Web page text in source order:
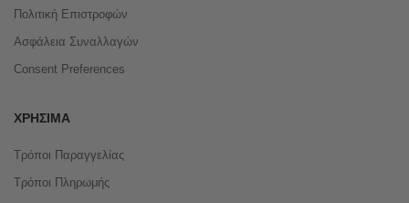
Πολιτική Επιστροφών
Ασφάλεια Συναλλαγών
Consent Preferences
ΧΡΉΣΙΜΑ
Τρόποι Παραγγελίας
Τρόποι Πληρωμής